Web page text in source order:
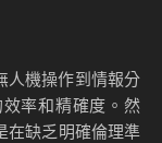
人機操作到情報分
率和精確度。然
在缺乏明確倫理準